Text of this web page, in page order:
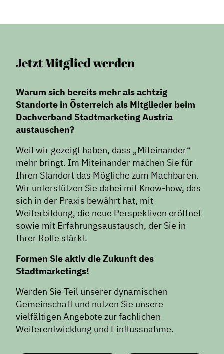
Jetzt Mitglied werden
Warum sich bereits mehr als achtzig
Standorte in Österreich als Mitglieder beim
Dachverband Stadtmarketing Austria
austauschen?
Weil wir gezeigt haben, dass „Miteinander“
mehr bringt. Im Miteinander machen Sie für
Ihren Standort das Mögliche zum Machbaren.
Wir unterstützen Sie dabei mit Know-how, das
sich in der Praxis bewährt hat, mit
Weiterbildung, die neue Perspektiven eröffnet
sowie mit Erfahrungsaustausch, der Sie in
Ihrer Rolle stärkt.
Formen Sie aktiv die Zukunft des
Stadtmarketings!
Werden Sie Teil unserer dynamischen
Gemeinschaft und nutzen Sie unsere
vielfältigen Angebote zur fachlichen
Weiterentwicklung und Einflussnahme.